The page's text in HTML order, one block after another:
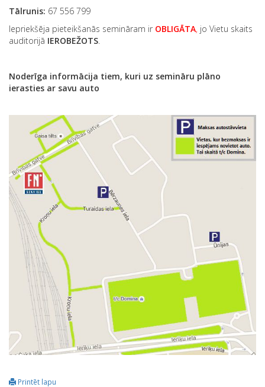
Tālrunis: 67 556 799
Iepriekšēja pieteikšanās semināram ir OBLIGĀTA, jo Vietu skaits
auditorijā IEROBEŽOTS.
Noderīga informācija tiem, kuri uz semināru plāno
ierasties ar savu auto
Printēt lapu